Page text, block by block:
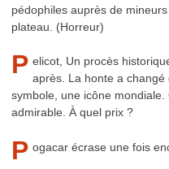
pédophiles auprès de
plateau. (Horreur)
P elicot, Un procès
après. La honte a
symbole, une icône
admirable. À quel prix ?
P ogacar écrase une fois